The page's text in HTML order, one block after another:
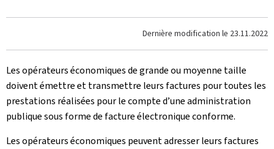
Dernière modification le 23.11.2022
Les opérateurs économiques de grande ou moyenne taille
doivent émettre et transmettre leurs factures pour toutes les
prestations réalisées pour le compte d’une administration
publique sous forme de facture électronique conforme.
Les opérateurs économiques peuvent adresser leurs factures